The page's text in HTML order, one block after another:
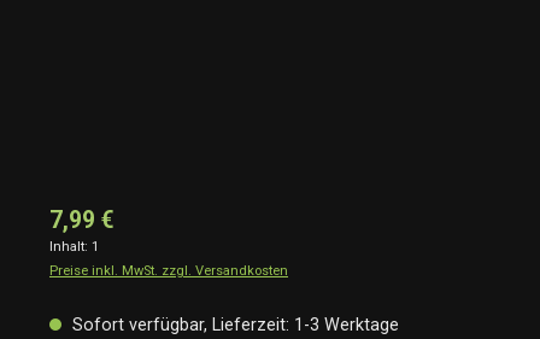
7,99 €
Inhalt: 1
Preise inkl. MwSt. zzgl. Versandkosten
Sofort verfügbar, Lieferzeit: 1-3 Werktage